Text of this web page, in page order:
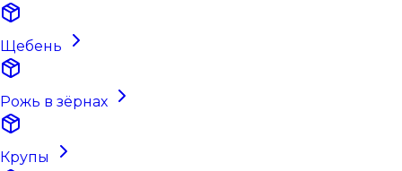
Щебень
Рожь в зёрнах
Крупы